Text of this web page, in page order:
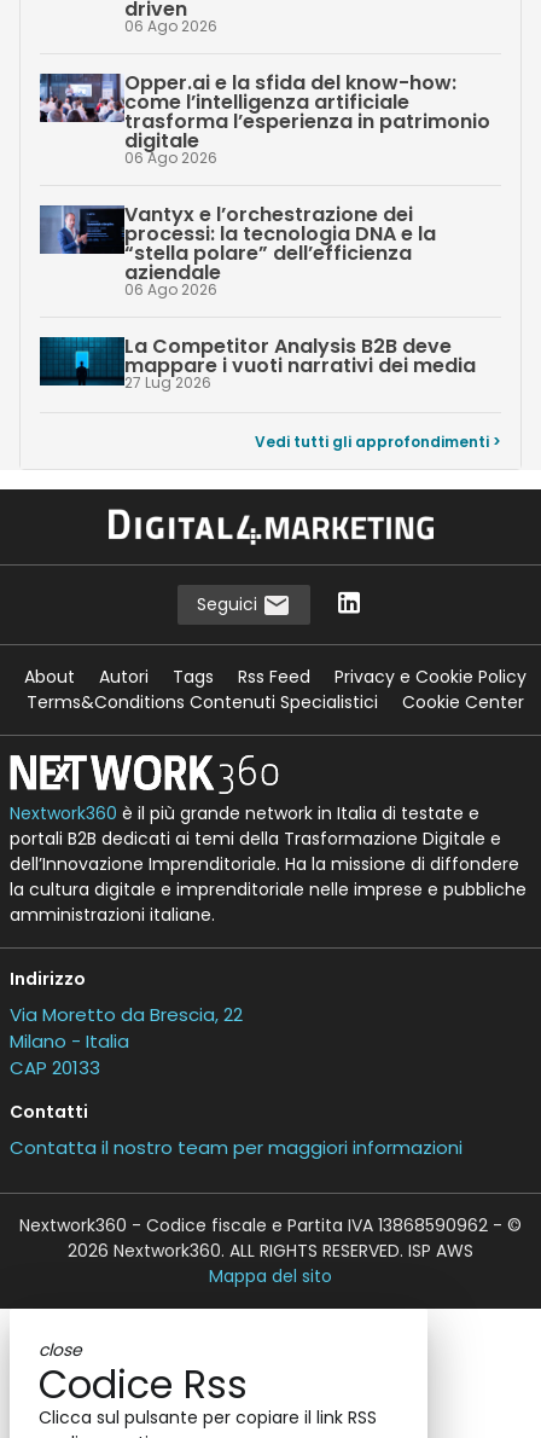
driven
06 Ago 2026
Opper.ai e la sfida del know-how:
come l’intelligenza artificiale
trasforma l’esperienza in patrimonio
digitale
06 Ago 2026
Vantyx e l’orchestrazione dei
processi: la tecnologia DNA e la
“stella polare” dell’efficienza
aziendale
06 Ago 2026
La Competitor Analysis B2B deve
mappare i vuoti narrativi dei media
27 Lug 2026
Vedi tutti gli approfondimenti >
Seguici
About Autori Tags Rss Feed
Privacy e Cookie Policy
Terms&Conditions Contenuti Specialistici
Cookie Center
Nextwork360 è il più grande network in Italia di testate e
portali B2B dedicati ai temi della Trasformazione Digitale e
dell’Innovazione Imprenditoriale. Ha la missione di diffondere
la cultura digitale e imprenditoriale nelle imprese e pubbliche
amministrazioni italiane.
Indirizzo
Via Moretto da Brescia, 22
Milano - Italia
CAP 20133
Contatti
Contatta il nostro team per maggiori informazioni
Nextwork360 - Codice fiscale e Partita IVA 13868590962 - ©
2026 Nextwork360. ALL RIGHTS RESERVED. ISP AWS
Mappa del sito
close
Codice Rss
Clicca sul pulsante per copiare il link RSS